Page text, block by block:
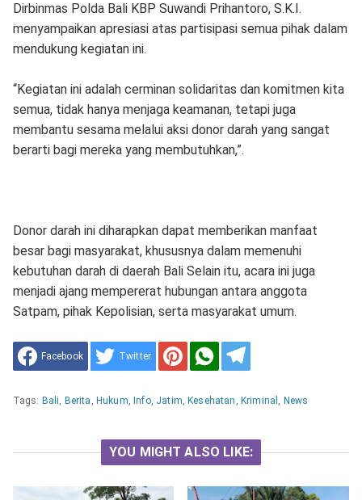
Dirbinmas Polda Bali KBP Suwandi Prihantoro, S.K.I.
menyampaikan apresiasi atas partisipasi semua pihak dalam
mendukung kegiatan ini.
“Kegiatan ini adalah cerminan solidaritas dan komitmen kita
semua, tidak hanya menjaga keamanan, tetapi juga
membantu sesama melalui aksi donor darah yang sangat
berarti bagi mereka yang membutuhkan,”.
Donor darah ini diharapkan dapat memberikan manfaat
besar bagi masyarakat, khususnya dalam memenuhi
kebutuhan darah di daerah Bali Selain itu, acara ini juga
menjadi ajang mempererat hubungan antara anggota
Satpam, pihak Kepolisian, serta masyarakat umum.
Facebook Twitter
Tags: Bali, Berita , Hukum, Info, Jatim, Kesehatan , Kriminal , News
YOU MIGHT ALSO LIKE: